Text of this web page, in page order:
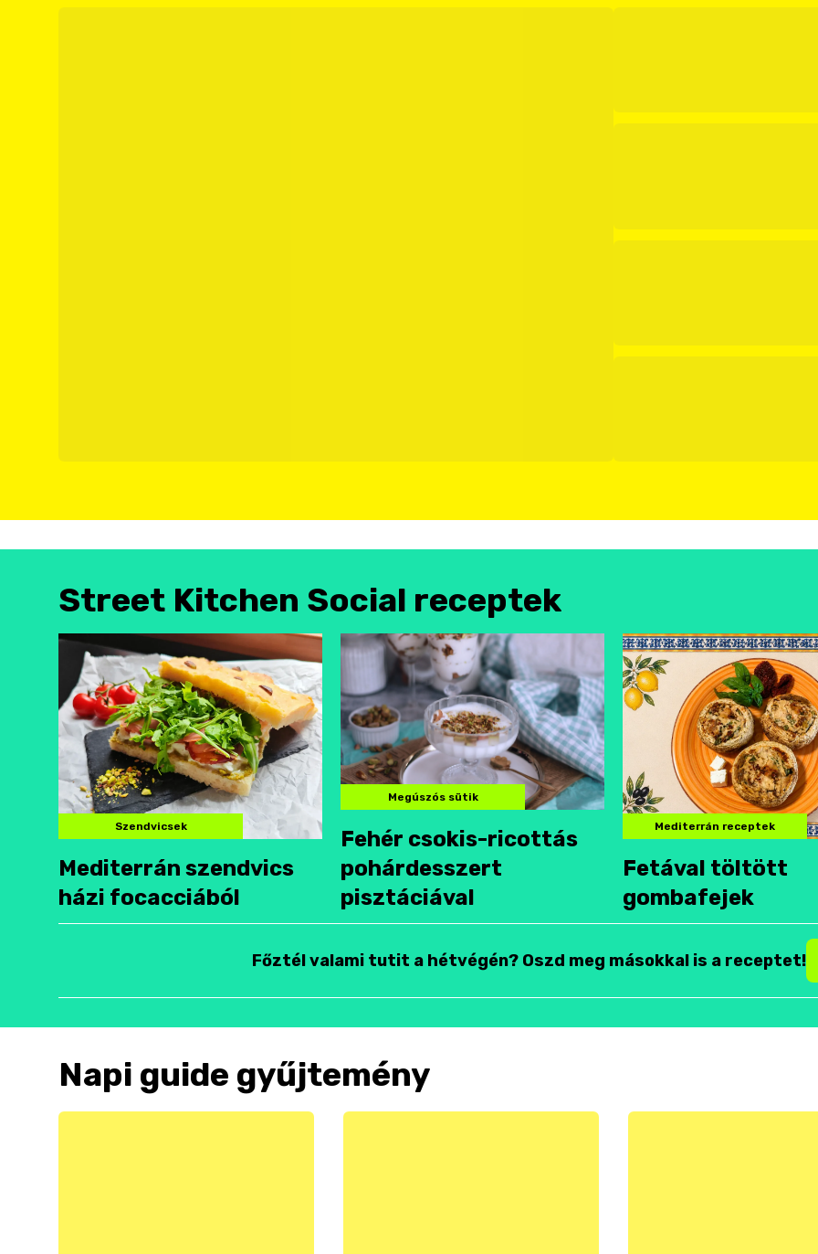
Street Kitchen Social receptek
Szendvicsek
Mediterrán szendvics
házi focacciából
Megúszós sütik
Fehér csokis-ricottás
pohárdesszert
pisztáciával
Mediterrán receptek
Fetával töltött
gombafejek
Főztél valami tutit a hétvégén? Oszd meg másokkal is a receptet!
Napi guide gyűjtemény